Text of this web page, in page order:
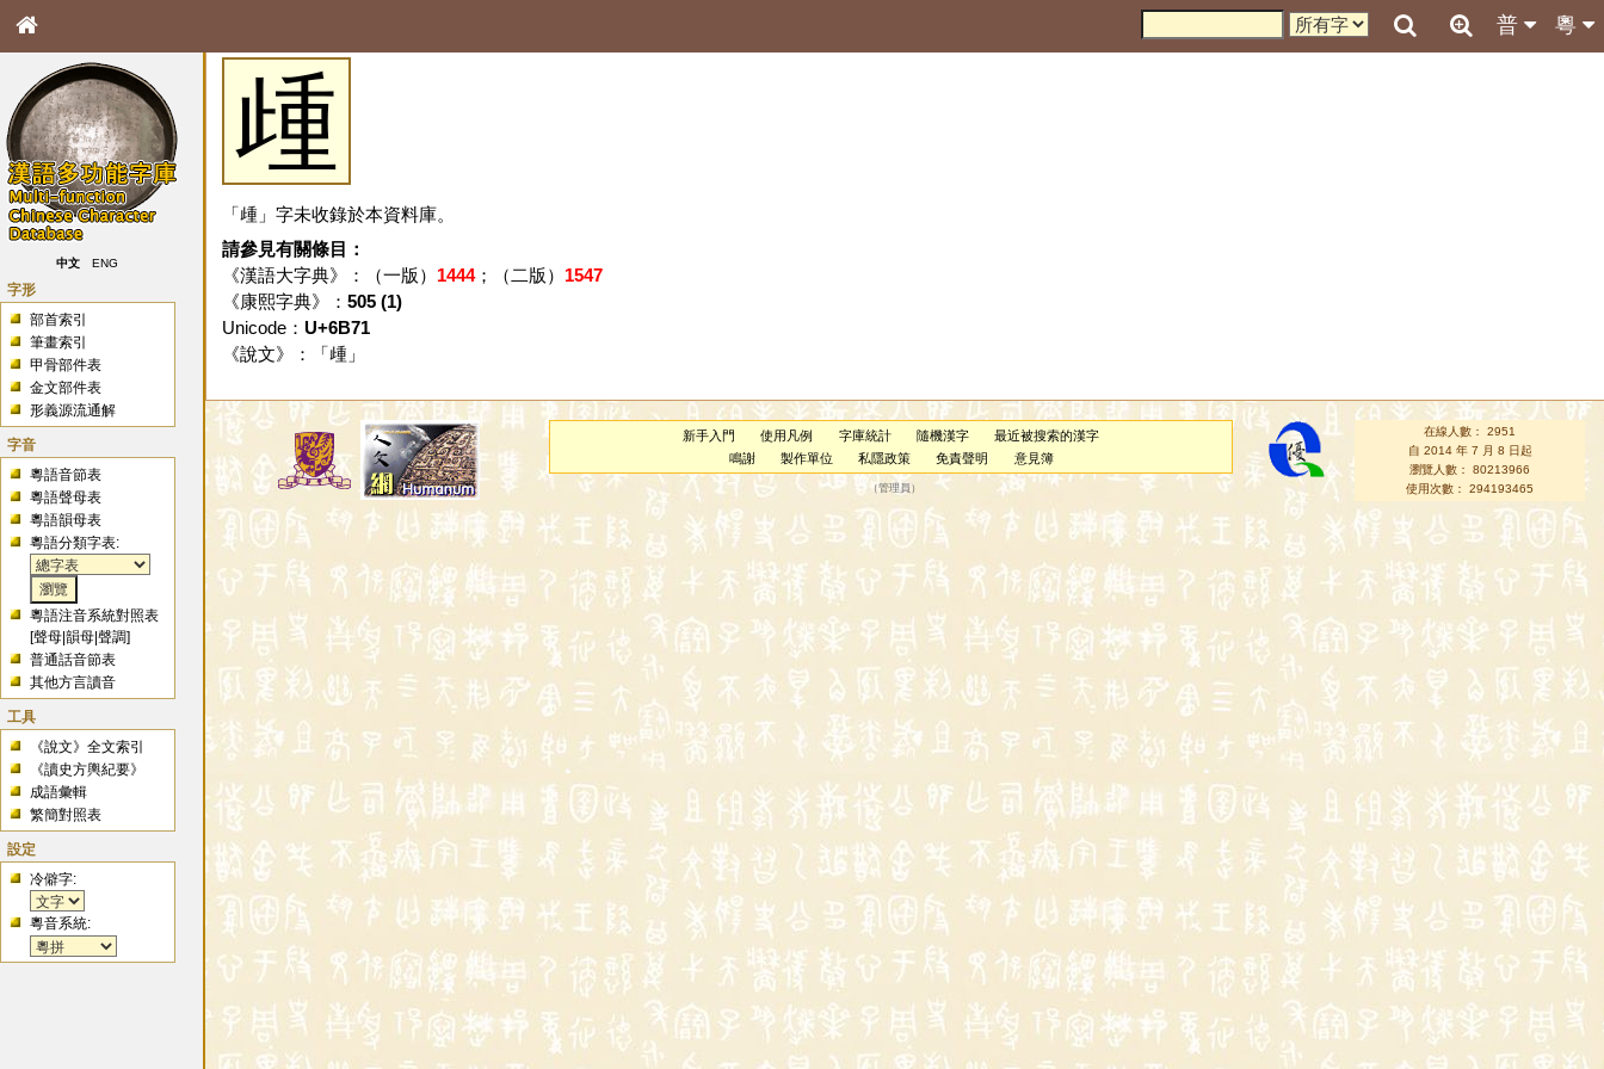
粵
普
中文 ENG
字形
部首索引
筆畫索引
甲骨部件表
金文部件表
形義源流通解
字音
粵語音節表
粵語聲母表
粵語韻母表
粵語分類字表:
粵語注音系統對照表
[聲母 |韻母 |聲調]
普通話音節表
其他方言讀音
工具
《說文》全文索引
《讀史方輿紀要》
成語彙輯
繁簡對照表
設定
冷僻字:
粵音系統:
歱
「歱」字未收錄於本資料庫。
請參見有關條目：
《漢語大字典》：（一版） 1444；（二版） 1547
《康熙字典》： 505 (1)
Unicode： U+6B71
《說文》：「 歱 」
新手入門 使用凡例 字庫統計 隨機漢字
最近被搜索的漢字
鳴謝
製作單位 私隱政策 免責聲明 意見簿
（管理員 ）
在線人數： 2951
自 2014 年 7 月 8 日起
瀏覽人數： 80213966
使用次數： 294193465